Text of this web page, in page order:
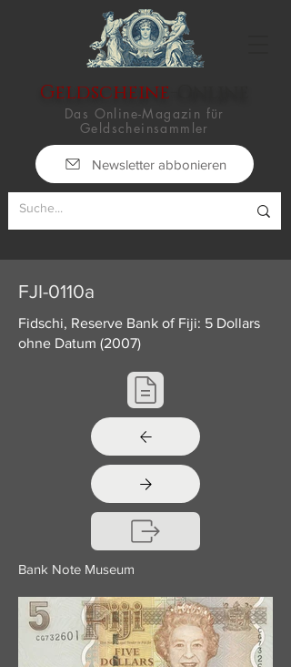
Geldscheine
Das Online-Magazin für
Geldscheinsammler
Newsletter abbonieren
FJI-0110a
Fidschi, Reserve Bank of Fiji: 5 Dollars
ohne Datum (2007)
Bank Note Museum